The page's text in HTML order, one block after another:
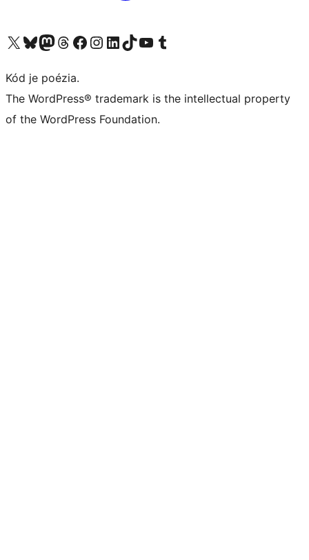
Navštívte náš účet na X (predtým Twitter)
Navštívte náš účet na platforme Bluesky
Navštívte náš účet na Mastodone
Navštívte náš účet na platforme Threads
Navštívte našu stránku na Facebooku
Navštívte náš účet Instagram
Navštívte náš účet LinkedIn
Navštívte náš účet na platforme TikTok
Navštívte náš kanál YouTube
Navštívte náš účet na platforme Tumblr
Kód je poézia.
The WordPress® trademark is the intellectual property
of the WordPress Foundation.